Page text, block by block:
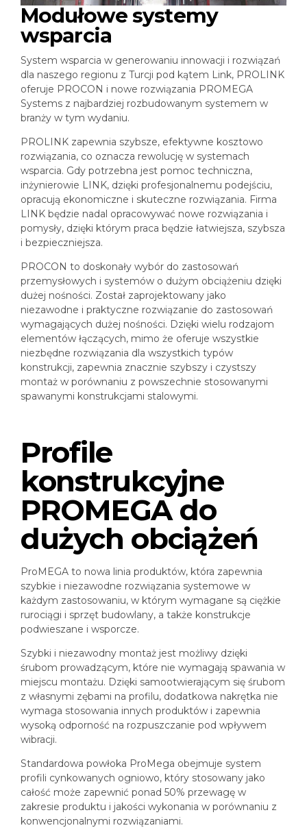
Modułowe systemy
wsparcia
System wsparcia w generowaniu innowacji i rozwiązań
dla naszego regionu z Turcji pod kątem Link, PROLINK
oferuje PROCON i nowe rozwiązania PROMEGA
Systems z najbardziej rozbudowanym systemem w
branży w tym wydaniu.
PROLINK zapewnia szybsze, efektywne kosztowo
rozwiązania, co oznacza rewolucję w systemach
wsparcia. Gdy potrzebna jest pomoc techniczna,
inżynierowie LINK, dzięki profesjonalnemu podejściu,
opracują ekonomiczne i skuteczne rozwiązania. Firma
LINK będzie nadal opracowywać nowe rozwiązania i
pomysły, dzięki którym praca będzie łatwiejsza, szybsza
i bezpieczniejsza.
PROCON to doskonały wybór do zastosowań
przemysłowych i systemów o dużym obciążeniu dzięki
dużej nośności. Został zaprojektowany jako
niezawodne i praktyczne rozwiązanie do zastosowań
wymagających dużej nośności. Dzięki wielu rodzajom
elementów łączących, mimo że oferuje wszystkie
niezbędne rozwiązania dla wszystkich typów
konstrukcji, zapewnia znacznie szybszy i czystszy
montaż w porównaniu z powszechnie stosowanymi
spawanymi konstrukcjami stalowymi.
Profile
konstrukcyjne
PROMEGA do
dużych obciążeń
ProMEGA to nowa linia produktów, która zapewnia
szybkie i niezawodne rozwiązania systemowe w
każdym zastosowaniu, w którym wymagane są ciężkie
rurociągi i sprzęt budowlany, a także konstrukcje
podwieszane i wsporcze.
Szybki i niezawodny montaż jest możliwy dzięki
śrubom prowadzącym, które nie wymagają spawania w
miejscu montażu. Dzięki samootwierającym się śrubom
z własnymi zębami na profilu, dodatkowa nakrętka nie
wymaga stosowania innych produktów i zapewnia
wysoką odporność na rozpuszczanie pod wpływem
wibracji.
Standardowa powłoka ProMega obejmuje system
profili cynkowanych ogniowo, który stosowany jako
całość może zapewnić ponad 50% przewagę w
zakresie produktu i jakości wykonania w porównaniu z
konwencjonalnymi rozwiązaniami.